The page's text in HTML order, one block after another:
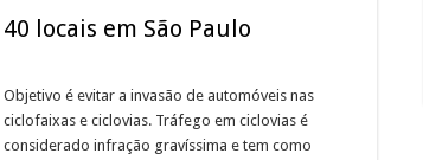
locais em São Paulo
Objetivo é evitar a invasão de automóveis nas
ciclofaixas e ciclovias. Tráfego em ciclovias é
considerado infração gravíssima e tem como